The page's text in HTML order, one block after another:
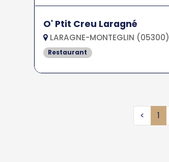
O' Ptit Creu Laragné
LARAGNE-MONTEGLIN (05300)
Restaurant
< 1